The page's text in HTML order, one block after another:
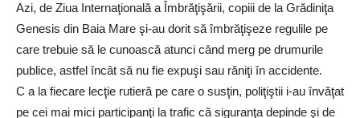
Azi, de Ziua Internaţională a Îmbrăţişării, copiii de la Grădiniţa
Genesis din Baia Mare şi-au dorit să îmbrăţişeze regulile pe
care trebuie să le cunoască atunci când merg pe drumurile
publice, astfel încât să nu fie expuşi sau răniţi în accidente.
C a la fiecare lecţie rutieră pe care o susţin, poliţiştii i-au învăţat
pe cei mai mici participanţi la trafic că siguranţa depinde şi de